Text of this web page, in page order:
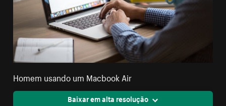
Homem usando um Macbook Air
Baixar em alta resolução